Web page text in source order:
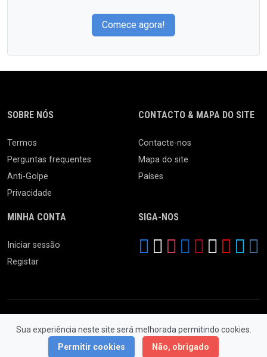
Comece agora!
Sua experiência neste site será melhorada permitindo cookies.
Permitir cookies
Não, obrigado
SOBRE NÓS
Termos
Perguntas frequentes
Anti-Golpe
Privacidade
CONTACTO & MAPA DO SITE
Contacte-nos
Mapa do site
Países
MINHA CONTA
Iniciar sessão
Registar
SIGA-NOS
© 2026 Feira da Ladra. Todos os Direitos Reservados.